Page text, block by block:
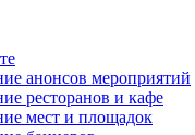
анонсов мероприятий
ресторанов и кафе
мест и площадок